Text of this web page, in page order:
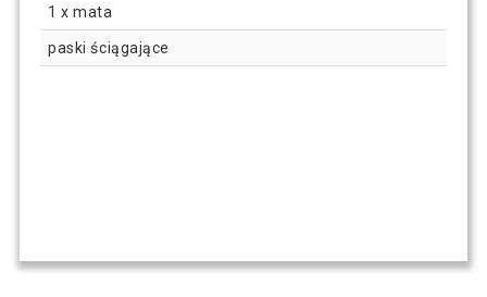
1 x mata
paski ściągające